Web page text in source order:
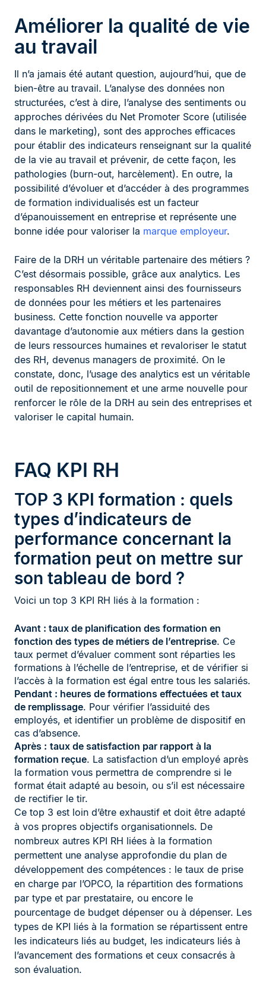
Améliorer la qualité de vie
au travail
Il n’a jamais été autant question, aujourd’hui, que de
bien-être au travail. L’analyse des données non
structurées, c’est à dire, l’analyse des sentiments ou
approches dérivées du Net Promoter Score (utilisée
dans le marketing), sont des approches efficaces
pour établir des indicateurs renseignant sur la qualité
de la vie au travail et prévenir, de cette façon, les
pathologies (burn-out, harcèlement). En outre, la
possibilité d’évoluer et d’accéder à des programmes
de formation individualisés est un facteur
d’épanouissement en entreprise et représente une
bonne idée pour valoriser la marque employeur.
Faire de la DRH un véritable partenaire des métiers ?
C’est désormais possible, grâce aux analytics. Les
responsables RH deviennent ainsi des fournisseurs
de données pour les métiers et les partenaires
business. Cette fonction nouvelle va apporter
davantage d’autonomie aux métiers dans la gestion
de leurs ressources humaines et revaloriser le statut
des RH, devenus managers de proximité. On le
constate, donc, l’usage des analytics est un véritable
outil de repositionnement et une arme nouvelle pour
renforcer le rôle de la DRH au sein des entreprises et
valoriser le capital humain.
FAQ KPI RH
TOP 3 KPI formation : quels
types d’indicateurs de
performance concernant la
formation peut on mettre sur
son tableau de bord ?
Voici un top 3 KPI RH liés à la formation :
Avant : taux de planification des formation en
fonction des types de métiers de l’entreprise. Ce
taux permet d’évaluer comment sont réparties les
formations à l’échelle de l’entreprise, et de vérifier si
l’accès à la formation est égal entre tous les salariés.
Pendant : heures de formations effectuées et taux
de remplissage. Pour vérifier l’assiduité des
employés, et identifier un problème de dispositif en
cas d’absence.
Après : taux de satisfaction par rapport à la
formation reçue. La satisfaction d’un employé après
la formation vous permettra de comprendre si le
format était adapté au besoin, ou s’il est nécessaire
de rectifier le tir.
Ce top 3 est loin d’être exhaustif et doit être adapté
à vos propres objectifs organisationnels. De
nombreux autres KPI RH liées à la formation
permettent une analyse approfondie du plan de
développement des compétences : le taux de prise
en charge par l’OPCO, la répartition des formations
par type et par prestataire, ou encore le
pourcentage de budget dépenser ou à dépenser. Les
types de KPI liés à la formation se répartissent entre
les indicateurs liés au budget, les indicateurs liés à
l’avancement des formations et ceux consacrés à
son évaluation.